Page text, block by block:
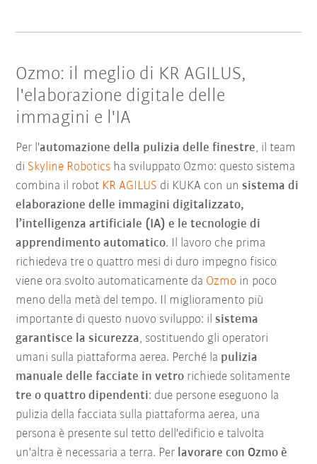
Ozmo: il meglio di KR AGILUS,
l'elaborazione digitale delle
immagini e l'IA
Per l'automazione della pulizia delle finestre, il team
di Skyline Robotics ha sviluppato Ozmo: questo sistema
combina il robot KR AGILUS di KUKA con unsistema di
elaborazione delle immagini digitalizzato,
l’intelligenza artificiale (IA) e le tecnologie di
apprendimento automatico. Il lavoro che prima
richiedeva tre o quattro mesi di duro impegno fisico
viene ora svolto automaticamente da Ozmo in poco
meno della metà del tempo. Il miglioramento più
importante di questo nuovo sviluppo: ilsistema
garantisce la sicurezza, sostituendo gli operatori
umani sulla piattaforma aerea. Perché la pulizia
manuale delle facciate in vetro richiede solitamente
tre o quattro dipendenti: due persone eseguono la
pulizia della facciata sulla piattaforma aerea, una
persona è presente sul tetto dell'edificio e talvolta
un'altra è necessaria a terra. Per lavorare con Ozmo è